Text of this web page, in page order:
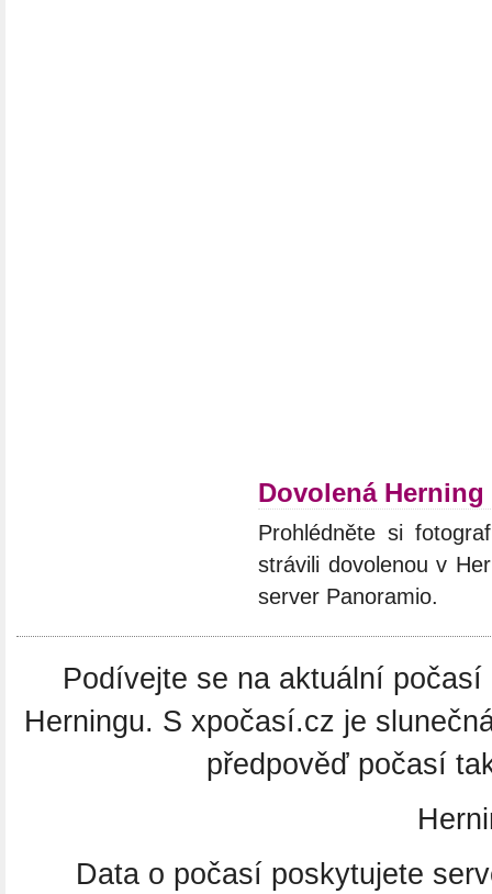
Dovolená Herning
Prohlédněte si
strávili dovolenou v
server Panoramio.
Podívejte se na aktuální
Herningu. S xpočasí.cz je
předpověď počasí
Data o počasí poskytujete